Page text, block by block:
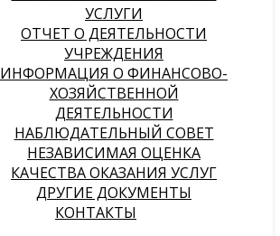
УСЛУГИ
ОТЧЕТ О ДЕЯТЕЛЬНОСТИ
УЧРЕЖДЕНИЯ
ИНФОРМАЦИЯ О ФИНАНСОВО-
ХОЗЯЙСТВЕННОЙ
ДЕЯТЕЛЬНОСТИ
НАБЛЮДАТЕЛЬНЫЙ СОВЕТ
НЕЗАВИСИМАЯ ОЦЕНКА
КАЧЕСТВА ОКАЗАНИЯ УСЛУГ
ДРУГИЕ ДОКУМЕНТЫ
КОНТАКТЫ